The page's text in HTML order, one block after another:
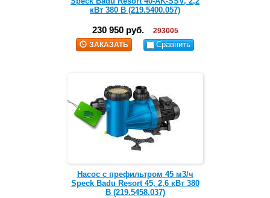
кВт 380 В (219.5400.057)
230 950 руб.
293005
ЗАКАЗАТЬ
Сравнить
Насос с префильтром 45 м3/ч
Speck Badu Resort 45, 2,6 кВт 380
В (219.5458.037)